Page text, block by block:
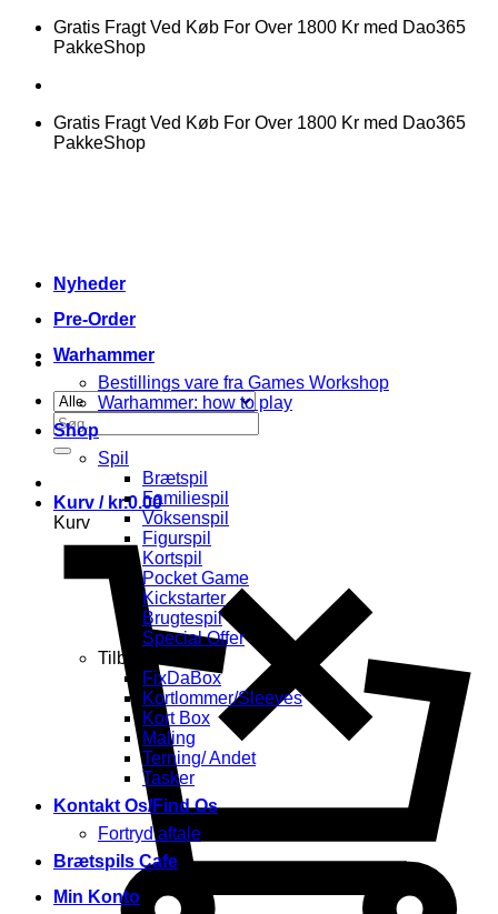
FortsætGratis Fragt Ved Køb For Over 1800 Kr med Dao365
PakkeShop
Gratis Fragt Ved Køb For Over 1800 Kr med Dao365
PakkeShop
Søg
efter:
Kurv / kr.0.00
Kurv
Nyheder
Pre-Order
Warhammer
Bestillings vare fra Games Workshop
Warhammer: how to play
Shop
Spil
Brætspil
Familiespil
Voksenspil
Figurspil
Kortspil
Pocket Game
Kickstarter
Brugtespil
Special Offer
Tilbehør
FixDaBox
Kortlommer/Sleeves
Kort Box
Maling
Terning/ Andet
Tasker
Kontakt Os/Find Os
Fortryd aftale
Brætspils Cafe
Min Konto